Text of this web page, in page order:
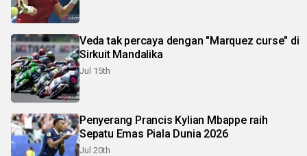
Veda tak percaya dengan "Marquez curse" di
Sirkuit Mandalika
Jul 15th
Penyerang Prancis Kylian Mbappe raih
Sepatu Emas Piala Dunia 2026
Jul 20th